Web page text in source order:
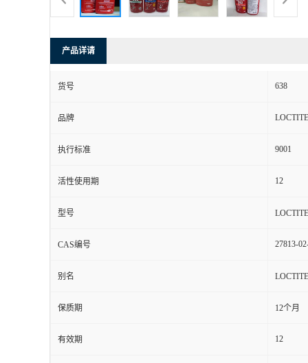
产品详请
货号 638
品牌 LOCTITE
执行标准 9001
活性使用期 12
型号
CAS编号 27813-
别名
保质期 12个月
有效期 12